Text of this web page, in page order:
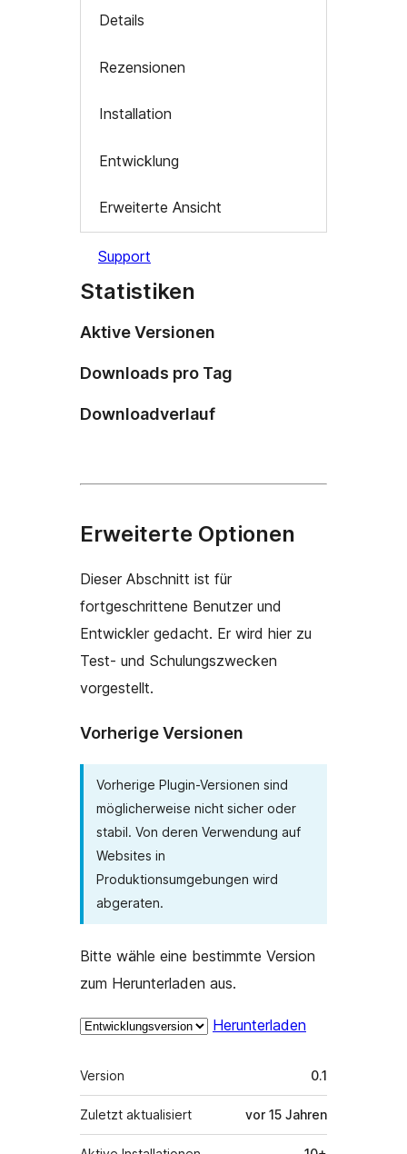
Details
Rezensionen
Installation
Entwicklung
Erweiterte Ansicht
Support
Statistiken
Aktive Versionen
Downloads pro Tag
Downloadverlauf
Erweiterte Optionen
Dieser Abschnitt ist für
fortgeschrittene Benutzer und
Entwickler gedacht. Er wird hier zu
Test- und Schulungszwecken
vorgestellt.
Vorherige Versionen
Vorherige Plugin-Versionen sind
möglicherweise nicht sicher oder
stabil. Von deren Verwendung auf
Websites in
Produktionsumgebungen wird
abgeraten.
Bitte wähle eine bestimmte Version
zum Herunterladen aus.
Herunterladen
Meta
Version 0.1
Zuletzt aktualisiert vor 15 Jahren